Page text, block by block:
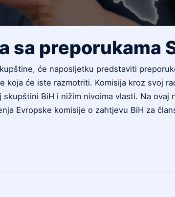
sa preporukama
će naposljetku predstaviti
koja će iste razmotriti. Komisija kroz svoj
skupštini BiH i nižim nivoima vlasti. Na
Evropske komisije o zahtjevu BiH za